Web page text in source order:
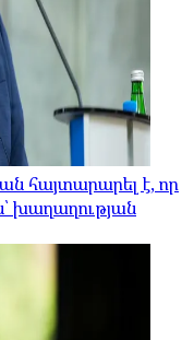
հայտարարել է, որ
խաղաղության